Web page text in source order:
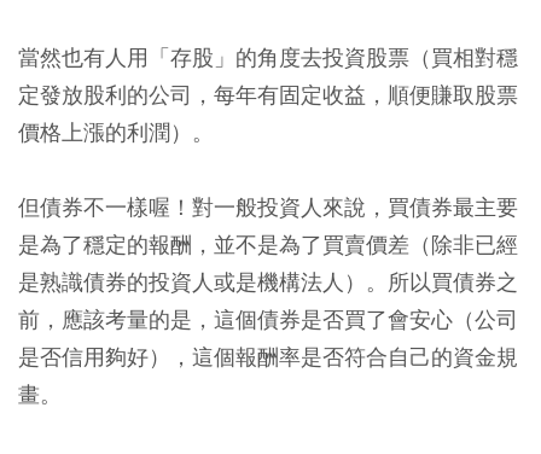
當然也有人用「存股」的角度去投資股票（買相對穩
定發放股利的公司，每年有固定收益，順便賺取股票
價格上漲的利潤）。
但債券不一樣喔！對一般投資人來說，買債券最主要
是為了穩定的報酬，並不是為了買賣價差（除非已經
是熟識債券的投資人或是機構法人）。所以買債券之
前，應該考量的是，這個債券是否買了會安心（公司
是否信用夠好），這個報酬率是否符合自己的資金規
畫。